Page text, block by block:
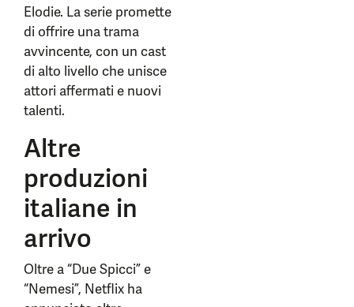
Elodie. La serie promette
di offrire una trama
avvincente, con un cast
di alto livello che unisce
attori affermati e nuovi
talenti.
Altre
produzioni
italiane in
arrivo
Oltre a “Due Spicci” e
“Nemesi”, Netflix ha